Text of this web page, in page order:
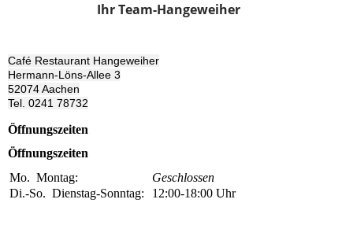
Ihr Team-Hangeweiher
Café Restaurant Hangeweiher
Hermann-Löns-Allee 3
52074 Aachen
Tel. 0241 78732
Öffnungszeiten
Öffnungszeiten
Mo. Montag:
Geschlossen
Di.-So. Dienstag-Sonntag: 12:00-18:00 Uhr